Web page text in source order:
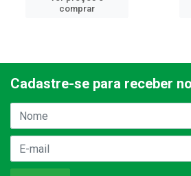
comprar
Cadastre-se para receber